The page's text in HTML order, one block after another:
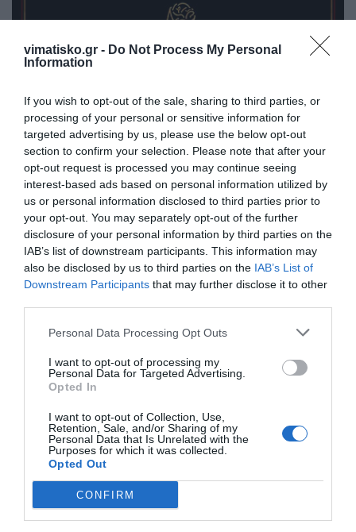
vimatisko.gr - Do Not Process My Personal
Information
If you wish to opt-out of the sale, sharing to third parties, or
processing of your personal or sensitive information for
targeted advertising by us, please use the below opt-out
section to confirm your selection. Please note that after your
opt-out request is processed you may continue seeing
interest-based ads based on personal information utilized by
us or personal information disclosed to third parties prior to
your opt-out. You may separately opt-out of the further
disclosure of your personal information by third parties on the
IAB’s list of downstream participants. This information may
also be disclosed by us to third parties on the IAB’s List of
Downstream Participants that may further disclose it to other
Personal Data Processing Opt Outs
I want to opt-out of processing my
Personal Data for Targeted Advertising.
Opted In
I want to opt-out of Collection, Use,
Retention, Sale, and/or Sharing of my
Personal Data that Is Unrelated with the
Purposes for which it was collected.
Opted Out
CONFIRM
Η ανωνυμία είναι το καλύτερο κρησφύγετο δειλίας και
Σχόλια 0
Πρόσθεσε ένα σχόλιο
ΟΝΟΜΑ
ΤΙΤΛΟΣ